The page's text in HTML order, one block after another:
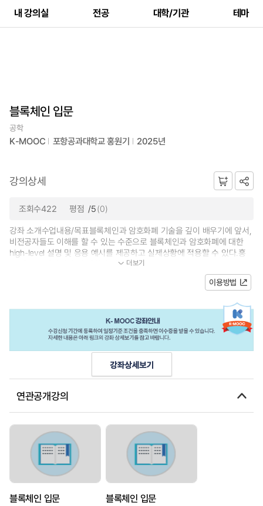
내 강의실 전공 대학/기관 테마
블록체인 입문
공학
K-MOOC 포항공과대학교 홍원기 2025년
강의상세
조회수422 평점 /5(0)
강좌 소개수업내용/목표블록체인과 암호화폐 기술을 깊이 배우기에 앞서,
비전공자들도 이해를 할 수 있는 수준으로 블록체인과 암호화폐에 대한
high-level 설명 및 응용 예시를 제공하고 실제상황에 적용할 수 있다.홍
보/예시 영상강좌 운영 계획강 좌... 더보기
이용방법
연관공개강의
블록체인 입문 블록체인 입문